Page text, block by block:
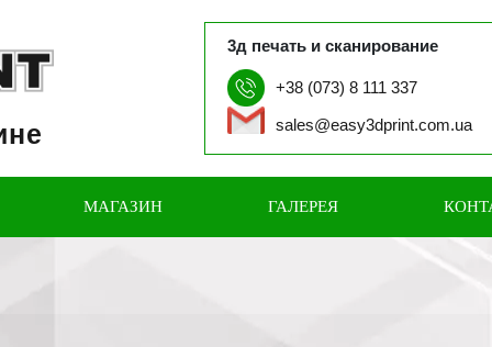
3д печать и сканирование
+38 (073) 8 111 337
sales@easy3dprint.com.ua
МАГАЗИН ГАЛЕРЕЯ